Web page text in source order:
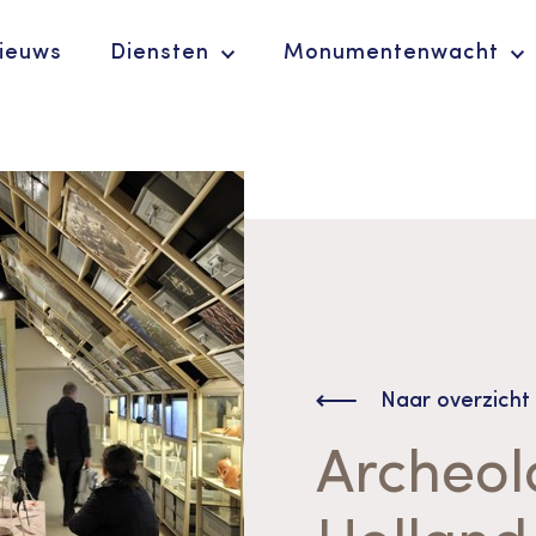
Diensten Monumentenwacht
Ergoedvrijwilligersprijs
De Erfgoedparel
Advies en
ondersteuning voor
Naar overzicht